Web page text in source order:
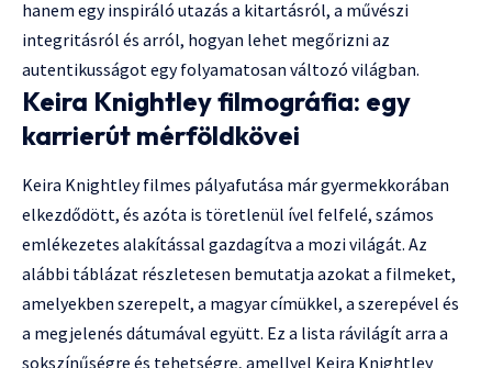
hanem egy inspiráló utazás a kitartásról, a művészi
integritásról és arról, hogyan lehet megőrizni az
autentikusságot egy folyamatosan változó világban.
Keira Knightley filmográfia: egy
karrierút mérföldkövei
Keira Knightley filmes pályafutása már gyermekkorában
elkezdődött, és azóta is töretlenül ível felfelé, számos
emlékezetes alakítással gazdagítva a mozi világát. Az
alábbi táblázat részletesen bemutatja azokat a filmeket,
amelyekben szerepelt, a magyar címükkel, a szerepével és
a megjelenés dátumával együtt. Ez a lista rávilágít arra a
sokszínűségre és tehetségre, amellyel Keira Knightley